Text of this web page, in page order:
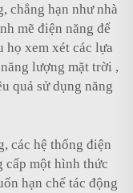
chẳng hạn như nhà
mẽ điện năng để
họ xem xét các lựa
lượng mặt trời ,
quả sử dụng năng
các hệ thống điện
cấp một hình thức
hạn chế tác động